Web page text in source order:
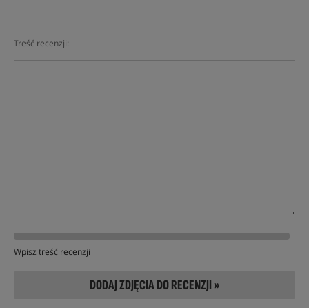
Treść recenzji:
Wpisz treść recenzji
DODAJ ZDJĘCIA DO RECENZJI »